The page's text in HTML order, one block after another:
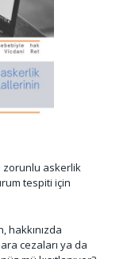
zorunlu askerlik
tespiti için
hakkınızda
cezaları ya da